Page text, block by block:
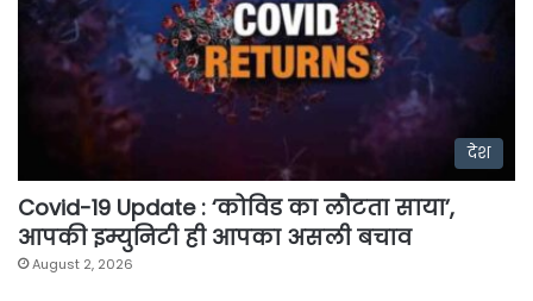
देश
Covid-19 Update : ‘कोविड का लौटता साया’,
आपकी इम्युनिटी ही आपका असली बचाव
August 2, 2026